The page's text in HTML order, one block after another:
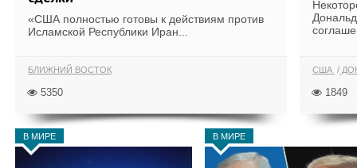
«США полностью готовы к действиям против
Исламской Республики Иран...
БЛИЖНИЙ ВОСТОК
5350
США
1849
В МИРЕ В МИРЕ